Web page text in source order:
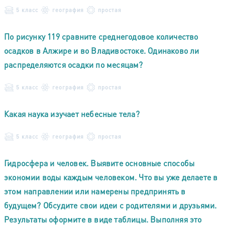
5 класс география простая
По рисунку 119 сравните среднегодовое количество
осадков в Алжире и во Владивостоке. Одинаково ли
распределяются осадки по месяцам?
5 класс география простая
Какая наука изучает небесные тела?
5 класс география простая
Гидросфера и человек. Выявите основные способы
экономии воды каждым человеком. Что вы уже делаете в
этом направлении или намерены предпринять в
будущем? Обсудите свои идеи с родителями и друзьями.
Результаты оформите в виде таблицы. Выполняя это